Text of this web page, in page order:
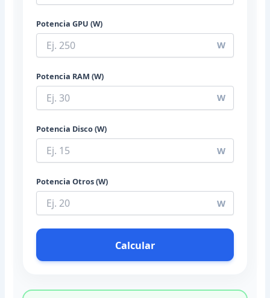
Potencia GPU (W)
W
Potencia RAM (W)
W
Potencia Disco (W)
W
Potencia Otros (W)
W
Calcular